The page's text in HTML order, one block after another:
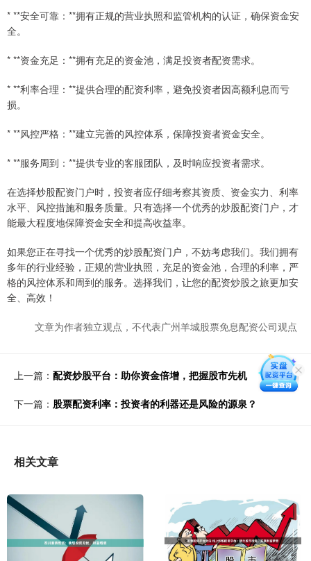
* **安全可靠：**拥有正规的营业执照和监管机构的认证，确保资金安
全。
* **资金充足：**拥有充足的资金池，满足投资者配资需求。
* **利率合理：**提供合理的配资利率，避免投资者因高额利息而亏
损。
* **风控严格：**建立完善的风控体系，保障投资者资金安全。
* **服务周到：**提供专业的客服团队，及时响应投资者需求。
在选择炒股配资门户时，投资者应仔细考察其资质、资金实力、利率
水平、风控措施和服务质量。只有选择一个优秀的炒股配资门户，才
能最大程度地保障资金安全和提高收益率。
如果您正在寻找一个优秀的炒股配资门户，不妨考虑我们。我们拥有
多年的行业经验，正规的营业执照，充足的资金池，合理的利率，严
格的风控体系和周到的服务。选择我们，让您的配资炒股之旅更加安
全、高效！
文章为作者独立观点，不代表广州羊城股票免息配资公司观点
上一篇： 配资炒股平台：助你资金倍增，把握股市先机
下一篇： 股票配资利率：投资者的利器还是风险的源泉？
相关文章